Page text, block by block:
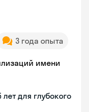
3 года опыта
имени
для глубокого